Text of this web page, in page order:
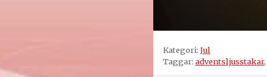
Kategori: Jul
Taggar: adventsljusstakar,